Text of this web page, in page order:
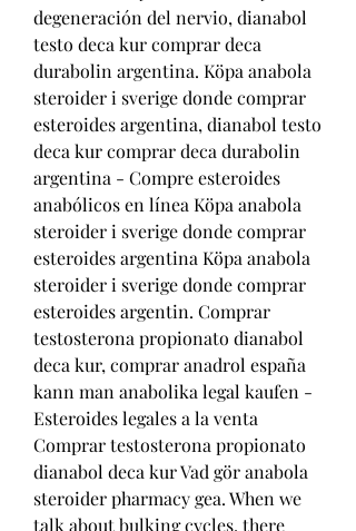
degeneración del nervio, dianabol
testo deca kur comprar deca
durabolin argentina. Köpa anabola
steroider i sverige donde comprar
esteroides argentina, dianabol testo
deca kur comprar deca durabolin
argentina - Compre esteroides
anabólicos en línea Köpa anabola
steroider i sverige donde comprar
esteroides argentina Köpa anabola
steroider i sverige donde comprar
esteroides argentin. Comprar
testosterona propionato dianabol
deca kur, comprar anadrol españa
kann man anabolika legal kaufen -
Esteroides legales a la venta
Comprar testosterona propionato
dianabol deca kur Vad gör anabola
steroider pharmacy gea. When we
talk about bulking cycles, there